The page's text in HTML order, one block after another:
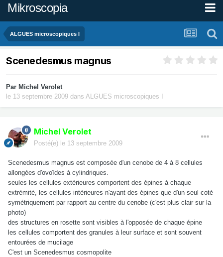
Mikroscopia
ALGUES microscopiques I
Scenedesmus magnus
Par Michel Verolet
le 13 septembre 2009 dans ALGUES microscopiques I
Michel Verolet
Posté(e) le 13 septembre 2009
Scenedesmus magnus est composée d'un cenobe de 4 à 8 cellules
allongées d'ovoîdes à cylindriques.
seules les cellules extèrieures comportent des épines à chaque
extrèmité, les cellules intèrieures n'ayant des épines que d'un seul coté
symétriquement par rapport au centre du cenobe (c'est plus clair sur la
photo)
des structures en rosette sont visibles à l'opposée de chaque épine
les cellules comportent des granules à leur surface et sont souvent
entourées de mucilage
C'est un Scenedesmus cosmopolite